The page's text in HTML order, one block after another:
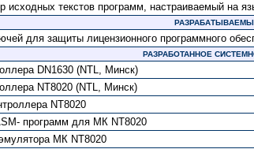
исходных текстов программ, настраиваемый на
для защиты лицензионного программного
РАЗРАБОТАННОЕ
DN1630 (NTL, Минск)
NT8020 (NTL, Минск)
NT8020
программ для МК NT8020
МК NT8020